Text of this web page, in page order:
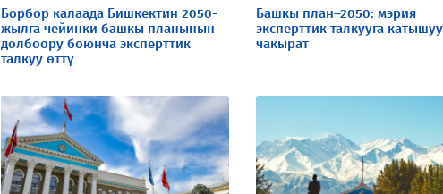
Борбор калаада Бишкектин 2050-
жылга чейинки башкы планынын
долбоору боюнча эксперттик
талкуу өттү
Башкы план–2050: мэрия
эксперттик талкууга
чакырат